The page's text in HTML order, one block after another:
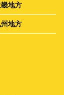
地方
州地方